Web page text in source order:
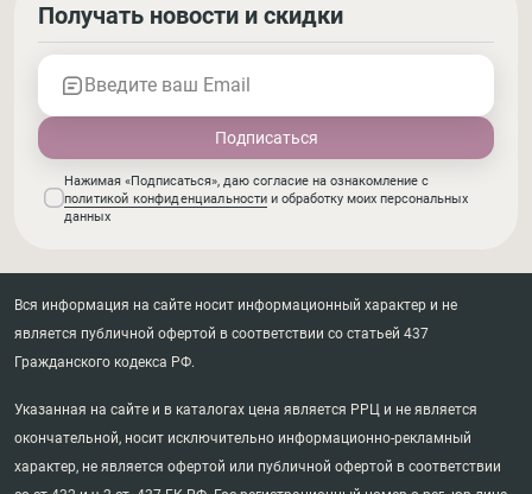
Получать новости и скидки
Введите ваш Email
Нажимая «Подписаться», даю согласие на ознакомление с
политикой конфиденциальности и обработку моих персональных
данных
Вся информация на сайте носит информационный характер и не
является публичной офертой в соответствии со статьей 437
Гражданского кодекса РФ.
Указанная на сайте и в каталогах цена является РРЦ и не является
окончательной, носит исключительно информационно-рекламный
характер, не является офертой или публичной офертой в соответствии